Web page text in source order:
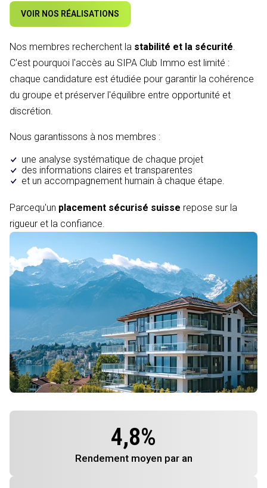
VOIR NOS RÉALISATIONS
Nos membres recherchent la stabilité et la sécurité.
C'est pourquoi l'accès au SIPA Club Immo est limité :
chaque candidature est étudiée pour garantir la cohérence
du groupe et préserver l'équilibre entre opportunité et
discrétion.
Nous garantissons à nos membres :
une analyse systématique de chaque projet
des informations claires et transparentes
et un accompagnement humain à chaque étape.
Parcequ'un placement sécurisé suisse repose sur la
rigueur et la confiance.
4,8%
Rendement moyen par an